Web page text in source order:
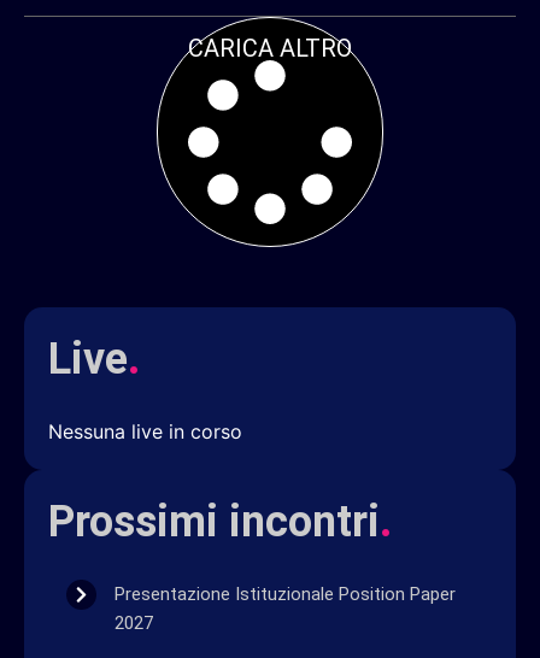
CARICA ALTRO
Live.
Nessuna live in corso
Prossimi incontri.
Presentazione Istituzionale Position Paper
2027